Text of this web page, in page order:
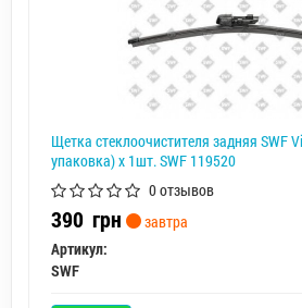
Щетка стеклоочистителя задняя SWF
упаковка) x 1шт. SWF 119520
0 отзывов
390 грн
завтра
Артикул:
SWF